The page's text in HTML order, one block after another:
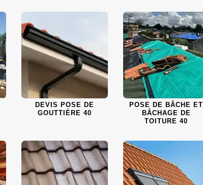
DEVIS POSE DE
GOUTTIÈRE 40
POSE DE BÂCHE ET
BÂCHAGE DE
TOITURE 40